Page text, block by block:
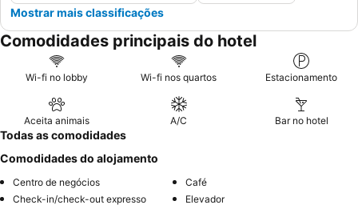
Mostrar mais classificações
Comodidades principais do hotel
Wi-fi no lobby Wi-fi nos quartos Estacionamento
Aceita animais A/C Bar no hotel
Todas as comodidades
Comodidades do alojamento
Centro de negócios
Café
Check-in/check-out expresso
Elevador